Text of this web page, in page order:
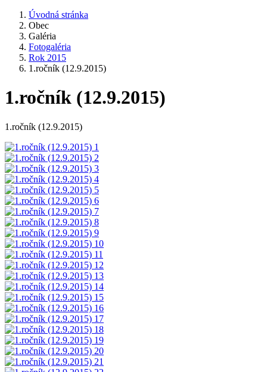
Úvodná stránka
Obec
Galéria
Fotogaléria
Rok 2015
1.ročník (12.9.2015)
1.ročník (12.9.2015)
1.ročník (12.9.2015)